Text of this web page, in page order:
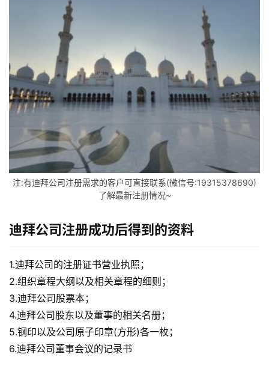
海
外
银
户
全
付
方
全
球
金
融
牌
登录 注册
注:有迪拜公司注册需求的客户可直接联系(微信号:19315378690)
了解最新注册情况~
迪拜公司注册成功后得到的资料
1.迪拜公司的注册证书营业执照；
2.组织章程大纲以及相关章程的细则；
3.迪拜公司股票本；
4.迪拜公司股东以及董事的相关名册；
5.钢印以及公司原子印章(方形)各一枚；
6.迪拜公司董事会议的记录书